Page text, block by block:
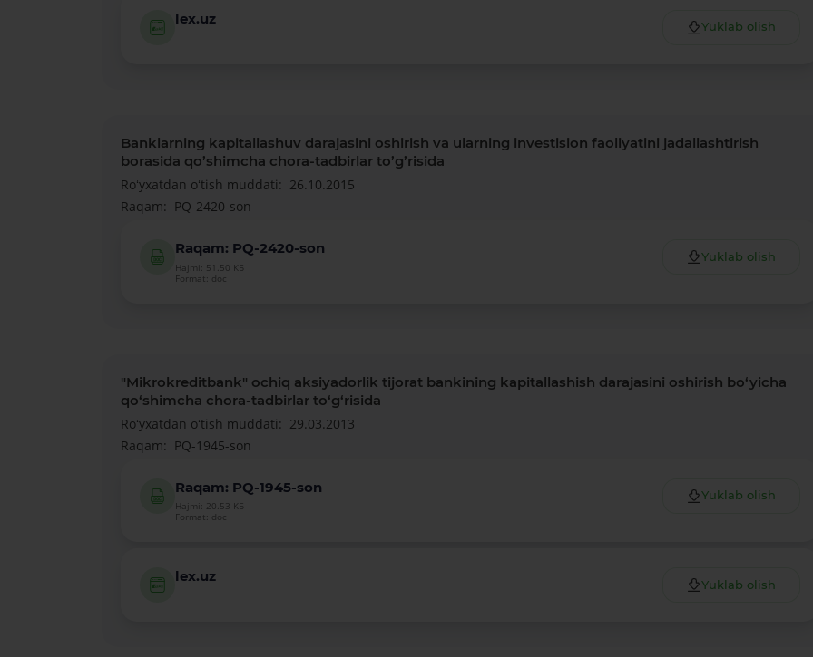
lex.uz
Yuklab olish
Banklarning kapitallashuv darajasini oshirish va ularning investision faoliyatini jadallashtirish
borasida qo’shimcha chora-tadbirlar to’g’risida
Roʻyxatdan oʻtish muddati: 26.10.2015
Raqam: PQ-2420-son
Raqam: PQ-2420-son
Hajmi: 51.50 КБ
Format: doc
Yuklab olish
"Mikrokreditbank" ochiq aksiyadorlik tijorat bankining kapitallashish darajasini oshirish bo‘yicha
qo‘shimcha chora-tadbirlar to‘g‘risida
Roʻyxatdan oʻtish muddati: 29.03.2013
Raqam: PQ-1945-son
Raqam: PQ-1945-son
Hajmi: 20.53 КБ
Format: doc
Yuklab olish
lex.uz
Yuklab olish